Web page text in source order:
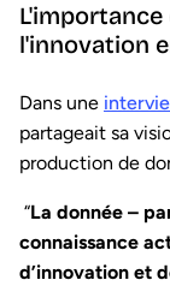
l'innovation
Dans une
partageait sa
production de
“La donnée –
connaissance
d’innovation et